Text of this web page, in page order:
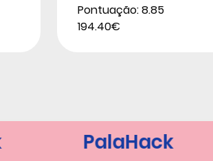
Pontuação: 8.85
194.40€